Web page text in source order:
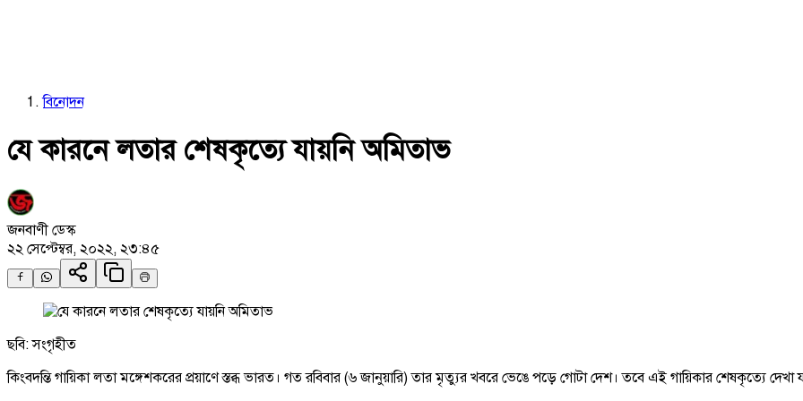
বিনোদন
যে কারনে লতার শেষকৃত্যে যায়নি অমিতাভ
জনবাণী ডেস্ক
২২ সেপ্টেম্বর, ২০২২, ২৩:৪৫
ছবি: সংগৃহীত
কিংবদন্তি গায়িকা লতা মঙ্গেশকরের প্রয়াণে স্তব্ধ ভারত। গত রবিবার (৬ জানুয়ারি) তার মৃত্যুর খবরে ভেঙে পড়ে গোটা দেশ। তবে এই গায়িকার শেষকৃত্যে দেখা